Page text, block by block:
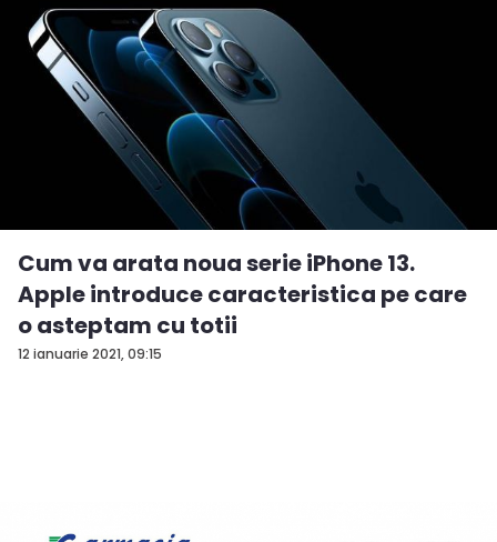
12 ianuarie 2021, 09:15
Cum va arata noua serie iPhone 13.
Apple introduce caracteristica pe care
o asteptam cu totii